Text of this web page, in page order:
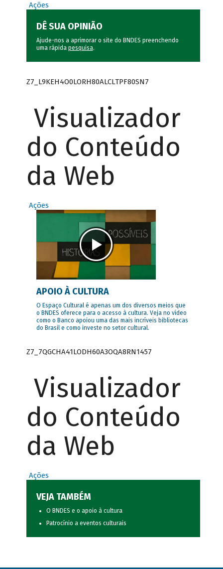
Ações
DÊ SUA OPINIÃO
Ajude-nos a aprimorar o site do BNDES preenchendo
uma rápida pesquisa.
Z7_L9KEH4O0LORH80ALCLTPF80SN7
Visualizador
do Conteúdo
da Web
Ações
APOIO À CULTURA
O Espaço Cultural é apenas um dos diversos meios que
o BNDES oferece para o acesso à cultura. Veja no vídeo
como o Banco apoiou uma das mais incríveis bibliotecas
do Brasil e como investe no setor cultural.
Z7_7QGCHA41LODH60A3OQA8RN1457
Visualizador
do Conteúdo
da Web
Ações
VEJA TAMBÉM
O BNDES e o apoio à cultura
Patrocínio a eventos culturais